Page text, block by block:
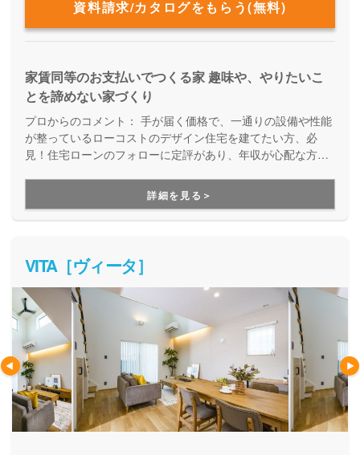
資料請求/カタログをもらう(無料)
家賃同等のお支払いでつくる家 趣味や、やりたいこ
とを諦めない家づくり
プロからのコメント： 手が届く価格で、一通りの設備や性能
が整っているローコストのデザイン住宅を建てたい方、必
見！住宅ローンのフォローに定評があり、年収が心配な方や
不安がある方も全力応援してくれる家づくりパートナーで
詳細を見る＞
VITA［ヴィータ］